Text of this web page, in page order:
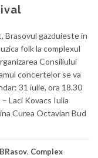
Brasovul gazduieste in
folk la complexul
Consiliului
concertelor se va
31 iulie, ora 18.30
Laci Kovacs Iulia
Curea Octavian Bud
BRasov, Complex